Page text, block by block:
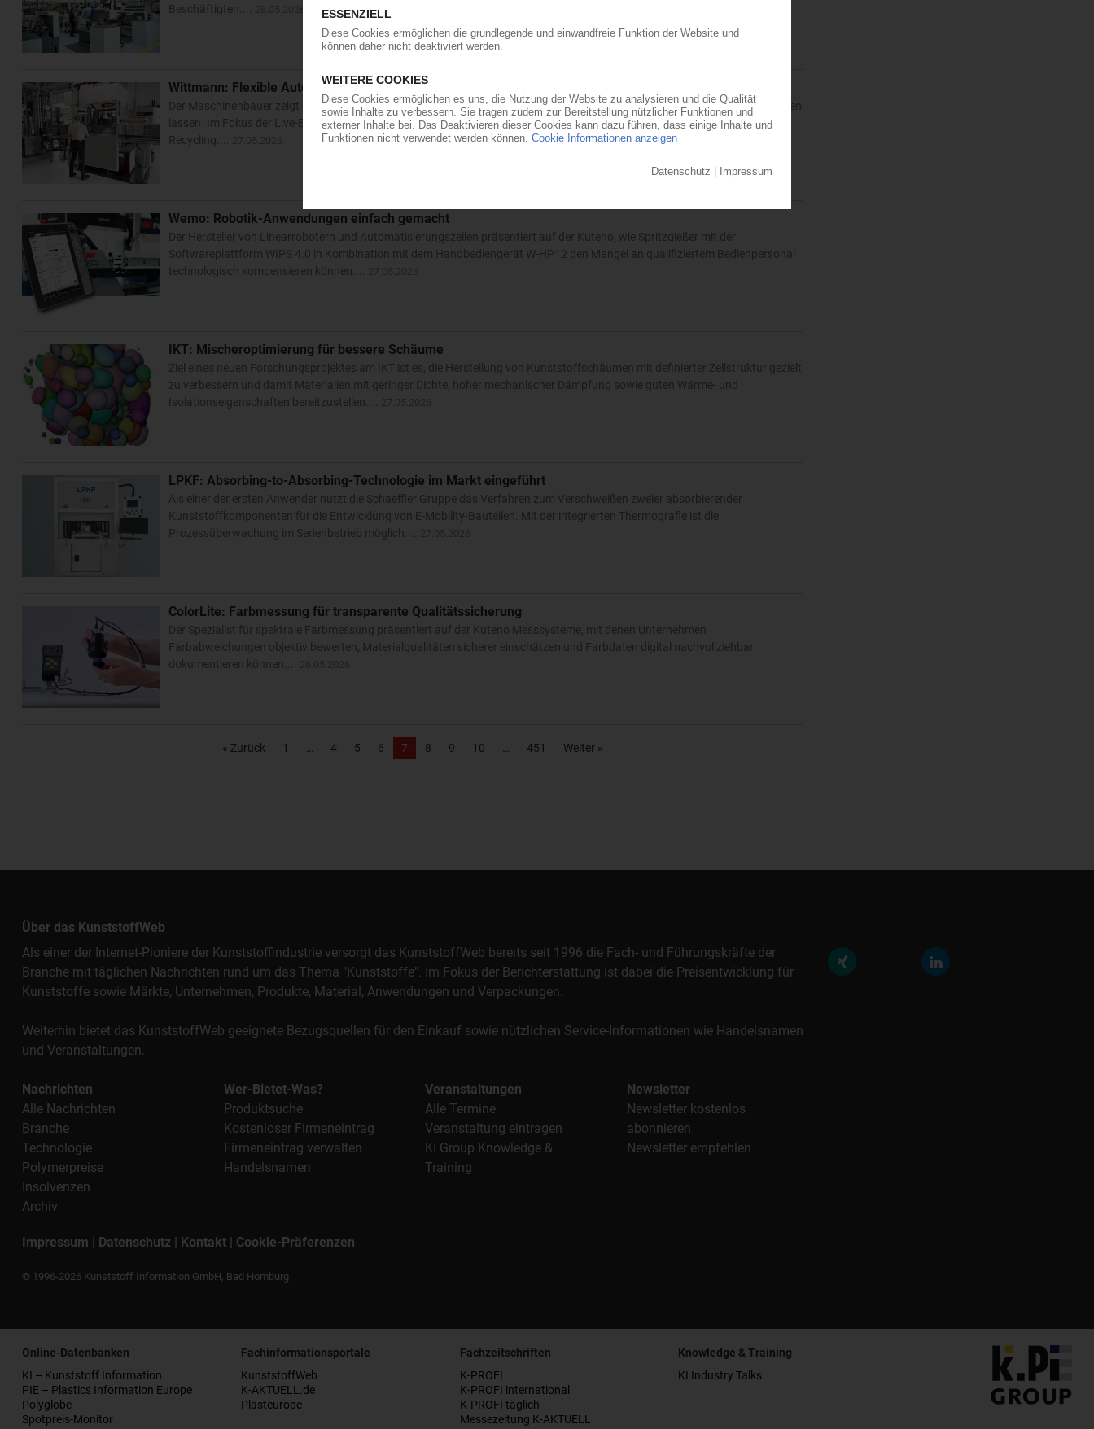
Beschäftigten....
Wittmann: Flexible Automatisierung auf kleiner Fläche
Der Maschinenbauer zeigt auf der Kuteno, wie sich in der Spritzgießproduktion zugleich Platz, Material, Energie und Zeit sparen
lassen. Im Fokus der Live-Exponate stehen die Automatisierungszelle FlexCell plus sowie eine Mühle S-Max für das Inline-
Recycling....
Wemo: Robotik-Anwendungen einfach gemacht
Der Hersteller von Linearrobotern und Automatisierungszellen präsentiert auf der Kuteno, wie Spritzgießer mit der
Softwareplattform WIPS 4.0 in Kombination mit dem Handbediengerät W-HP12 den Mangel an qualifiziertem Bedienpersonal
technologisch kompensieren können....
IKT: Mischeroptimierung für bessere Schäume
Ziel eines neuen Forschungsprojektes am IKT ist es, die Herstellung von Kunststoffschäumen mit definierter Zellstruktur gezielt
zu verbessern und damit Materialien mit geringer Dichte, hoher mechanischer Dämpfung sowie guten Wärme- und
Isolationseigenschaften bereitzustellen....
LPKF: Absorbing-to-Absorbing-Technologie im Markt eingeführt
Als einer der ersten Anwender nutzt die Schaeffler Gruppe das Verfahren zum Verschweißen zweier absorbierender
Kunststoffkomponenten für die Entwicklung von E-Mobility-Bauteilen. Mit der integrierten Thermografie ist die
Prozessüberwachung im Serienbetrieb möglich....
ColorLite: Farbmessung für transparente Qualitätssicherung
Der Spezialist für spektrale Farbmessung präsentiert auf der Kuteno Messsysteme, mit denen Unternehmen
Farbabweichungen objektiv bewerten, Materialqualitäten sicherer einschätzen und Farbdaten digital nachvollziehbar
dokumentieren können....
« Zurück 1 4 5 6 7 8 9 10 451 Weiter »
Über das KunststoffWeb
Als einer der Internet-Pioniere der Kunststoffindustrie versorgt das KunststoffWeb bereits seit 1996 die Fach- und Führungskräfte der
Branche mit täglichen Nachrichten rund um das Thema "Kunststoffe". Im Fokus der Berichterstattung ist dabei die Preisentwicklung für
Kunststoffe sowie Märkte, Unternehmen, Produkte, Material, Anwendungen und Verpackungen.
Weiterhin bietet das KunststoffWeb geeignete Bezugsquellen für den Einkauf sowie nützlichen Service-Informationen wie Handelsnamen
und Veranstaltungen.
Nachrichten
Alle Nachrichten
Branche
Technologie
Polymerpreise
Insolvenzen
Archiv
Wer-Bietet-Was?
Produktsuche
Kostenloser Firmeneintrag
Firmeneintrag verwalten
Handelsnamen
Veranstaltungen
Alle Termine
Veranstaltung eintragen
KI Group Knowledge &
Training
Newsletter
Newsletter kostenlos
abonnieren
Newsletter empfehlen
Impressum | Datenschutz | Kontakt | Cookie-Präferenzen
© 1996-2026 Kunststoff Information GmbH, Bad Homburg
Online-Datenbanken
KI – Kunststoff Information
PIE – Plastics Information Europe
Polyglobe
Spotpreis-Monitor
Fachinformationsportale
KunststoffWeb
K-AKTUELL.de
Plasteurope
Fachzeitschriften
K-PROFI
K-PROFI international
K-PROFI täglich
Messezeitung K-AKTUELL
Knowledge & Training
KI Industry Talks